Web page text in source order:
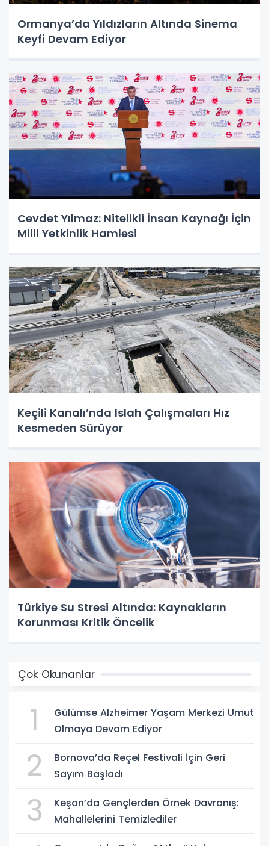
Ormanya’da Yıldızların Altında Sinema
Keyfi Devam Ediyor
Cevdet Yılmaz: Nitelikli İnsan Kaynağı İçin
Milli Yetkinlik Hamlesi
Keçili Kanalı’nda Islah Çalışmaları Hız
Kesmeden Sürüyor
Türkiye Su Stresi Altında: Kaynakların
Korunması Kritik Öncelik
Çok Okunanlar
1
Gülümse Alzheimer Yaşam Merkezi Umut
Olmaya Devam Ediyor
2
Bornova’da Reçel Festivali İçin Geri
Sayım Başladı
3
Keşan’da Gençlerden Örnek Davranış:
Mahallelerini Temizlediler